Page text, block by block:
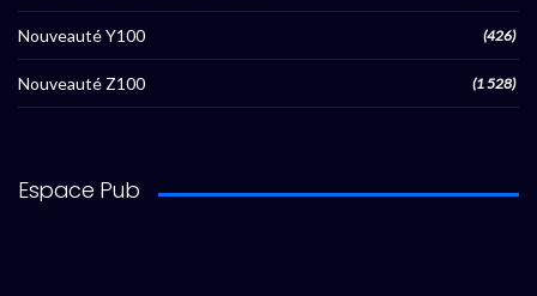
Nouveauté Y100 (426)
Nouveauté Z100 (1 528)
Espace Pub